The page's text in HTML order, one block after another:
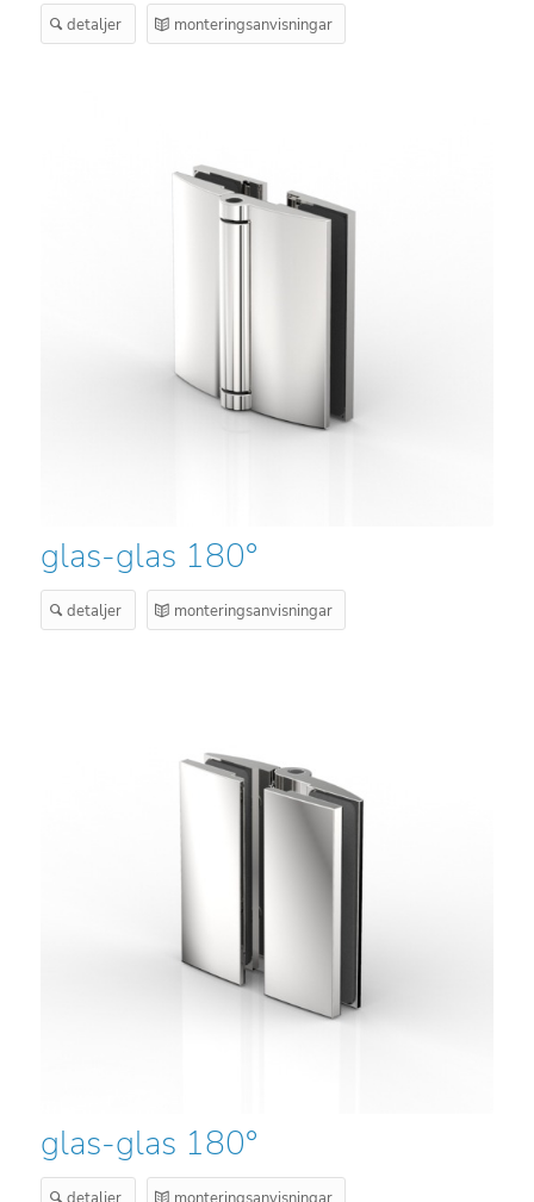
detaljer monteringsanvisningar
glas-glas 180°
detaljer monteringsanvisningar
glas-glas 180°